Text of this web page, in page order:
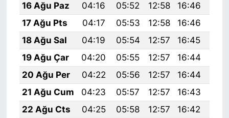
16 Ağu Paz
04:16 05:52 12:58 16:46
17 Ağu Pts
04:17 05:53 12:58 16:46
18 Ağu Sal
04:19 05:54 12:57 16:45
19 Ağu Çar
04:20 05:55 12:57 16:44
20 Ağu Per
04:22 05:56 12:57 16:44
21 Ağu Cum
04:23 05:57 12:57 16:43
22 Ağu Cts
04:25 05:58 12:57 16:42